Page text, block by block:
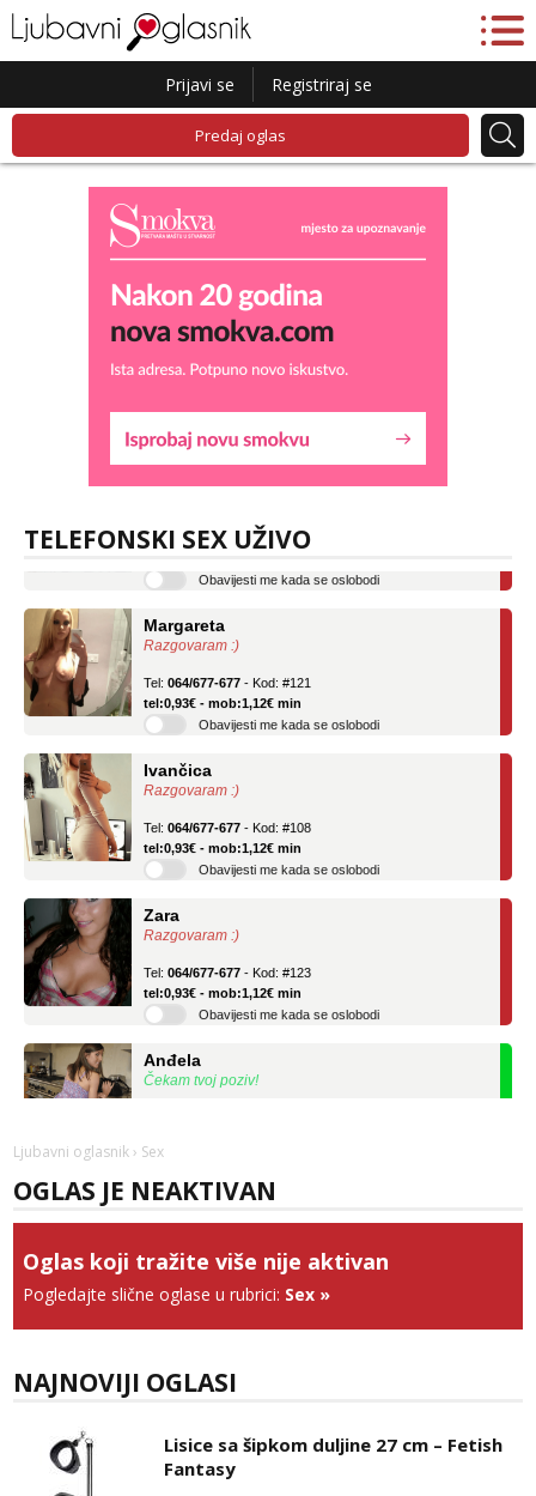
Prijavi se Registriraj se
Predaj oglas
TELEFONSKI SEX UŽIVO
Lucija
Razgovaram :)
tel:0,93€ - mob:1,12€ min
Razgovaram :)
tel:0,93€ - mob:1,12€ min
Obavijesti me kada se oslobodi
Razgovaram :)
tel:0,93€ - mob:1,12€ min
Obavijesti me kada se oslobodi
Razgovaram :)
tel:0,93€ - mob:1,12€ min
Obavijesti me kada se oslobodi
Čekam tvoj poziv!
Razgovaram :)
Tel:064/677-677- Kod: #136
Obavijesti me kada se oslobodi
Razgovaram :)
Tel: 064/677-677
tel:0,93€ - mob:1,12€ min
Razgovaram :)
Ljubavni oglasnik › Sex
OGLAS JE NEAKTIVAN
Oglas koji tražite više nije aktivan
Pogledajte slične oglase u rubrici: Sex »
NAJNOVIJI OGLASI
Lisice sa šipkom duljine 27 cm – Fetish
Fantasy